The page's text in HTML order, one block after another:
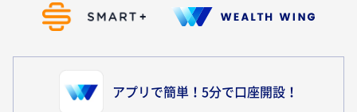
アプリで簡単！5分で口座開設！